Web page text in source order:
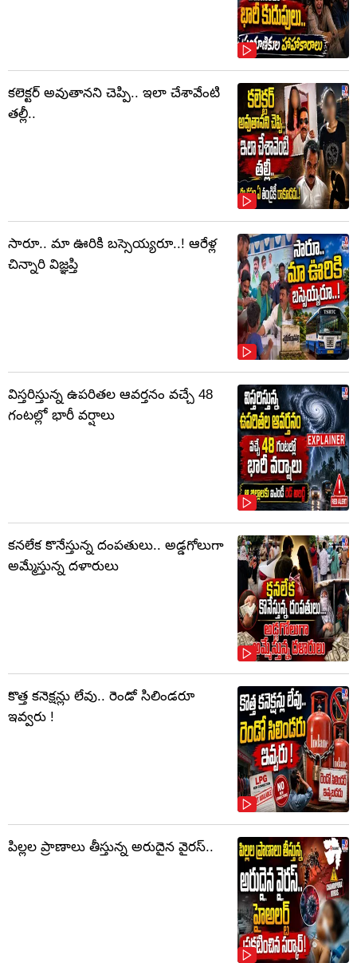
కలెక్టర్‌ అవుతానని చెప్పి.. ఇలా చేశావేంటి
తల్లీ..
సారూ.. మా ఊరికి బస్సెయ్యరూ..! ఆరేళ్ల
చిన్నారి విజ్ఞప్తి
విస్తరిస్తున్న ఉపరితల ఆవర్తనం వచ్చే 48
గంటల్లో భారీ వర్షాలు
కనలేక కొనేస్తున్న దంపతులు.. అడ్డగోలుగా
అమ్మేస్తున్న దళారులు
కొత్త కనెక్షన్లు లేవు.. రెండో సిలిండరూ
ఇవ్వరు !
పిల్లల ప్రాణాలు తీస్తున్న అరుదైన వైరస్..